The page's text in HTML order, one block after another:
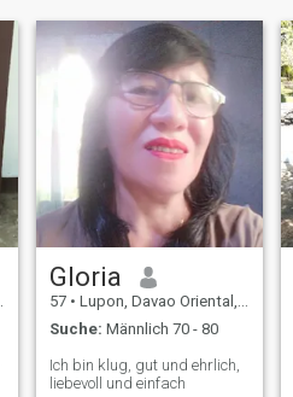
Gloria
57 • Lupon, Davao Oriental, Philippinen
Suche: Männlich 70 - 80
Ich bin klug, gut und ehrlich,
liebevoll und einfach